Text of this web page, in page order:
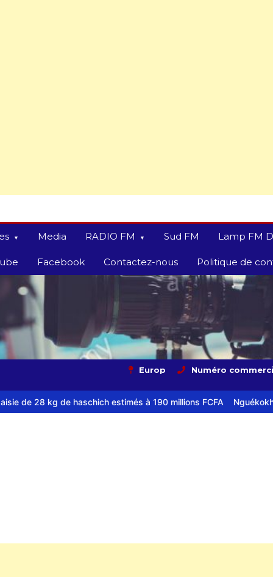
Media RADIO FM Sud FM Lamp FM
Facebook Contactez-nous Politique de
Europ Numéro
estimés à 190 millions FCFA Nguékokh : la jeunesse et la